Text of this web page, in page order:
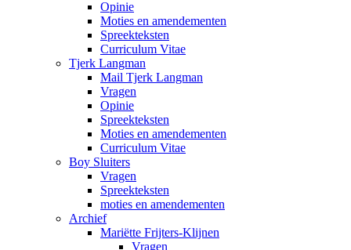
Opinie
Moties en amendementen
Spreekteksten
Curriculum Vitae
Tjerk Langman
Mail Tjerk Langman
Vragen
Opinie
Spreekteksten
Moties en amendementen
Curriculum Vitae
Boy Sluiters
Vragen
Spreekteksten
moties en amendementen
Archief
Mariëtte Frijters-Klijnen
Vragen